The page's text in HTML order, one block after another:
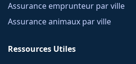
Assurance emprunteur par ville
Assurance animaux par ville
Ressources Utiles